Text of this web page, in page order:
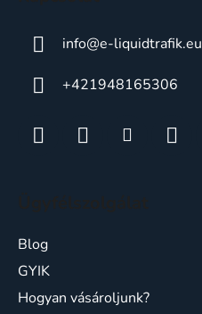
info@e-liquidtrafik.eu
+421948165306
Blog
GYIK
Hogyan vásároljunk?